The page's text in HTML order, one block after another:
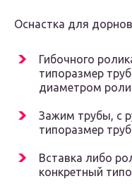
Оснастка для
Гибочного
типоразмер
диаметром
Зажим трубы, с
типоразмер
Вставка либо
конкретный